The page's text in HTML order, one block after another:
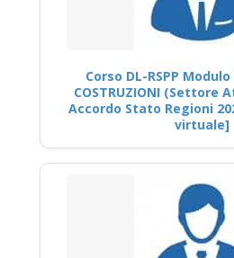
Corso DL-RSPP
COSTRUZIONI (Settore
Accordo Stato Regioni
virtuale]